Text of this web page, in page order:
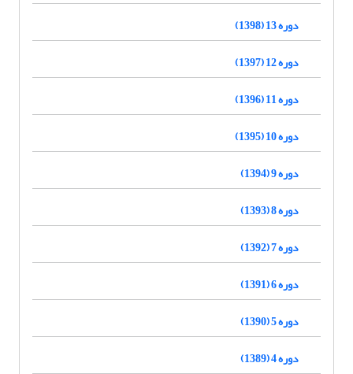
دوره 13 (1398)
دوره 12 (1397)
دوره 11 (1396)
دوره 10 (1395)
دوره 9 (1394)
دوره 8 (1393)
دوره 7 (1392)
دوره 6 (1391)
دوره 5 (1390)
دوره 4 (1389)